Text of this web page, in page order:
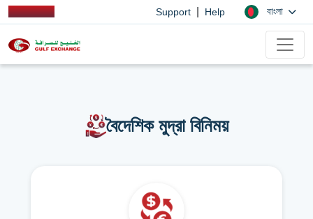
Support Help বাংলা
বৈদেশিক মুদ্রা বিনিময়